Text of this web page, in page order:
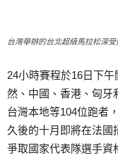
台灣舉辦的台北超級馬拉松深
24小時賽程於16日下
然、中國、香港、匈牙
台灣本地等104位跑者
久後的十月即將在法國
爭取國家代表隊選手資